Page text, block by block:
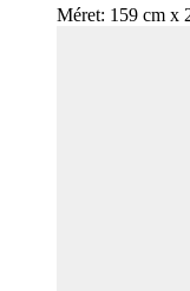
Méret: 159 cm x